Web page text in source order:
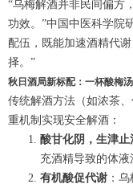
“乌梅解酒并非民间偏方
功效。”中国中医科学院
配伍，既能加速酒精代
择。”
秋日酒局新标配：一杯酸梅
传统解酒方法（如浓茶
重机制实现安全解酒：
酸甘化阴，生津止
充酒精导致的体液
有机酸促代谢 ：